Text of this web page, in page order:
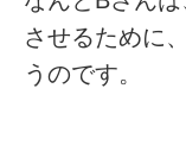
させるために
うのです。